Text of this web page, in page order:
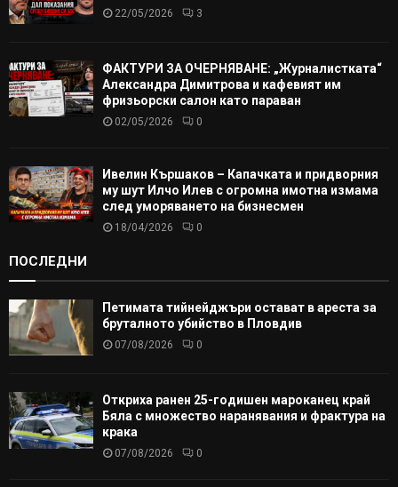
22/05/2026 3
ФАКТУРИ ЗА ОЧЕРНЯВАНЕ: „Журналистката“
Александра Димитрова и кафевият им
фризьорски салон като параван
02/05/2026 0
Ивелин Кършаков – Капачката и придворния
му шут Илчо Илев с огромна имотна измама
след уморяването на бизнесмен
18/04/2026 0
ПОСЛЕДНИ
Петимата тийнейджъри остават в ареста за
бруталното убийство в Пловдив
07/08/2026 0
Откриха ранен 25-годишен мароканец край
Бяла с множество наранявания и фрактура на
крака
07/08/2026 0